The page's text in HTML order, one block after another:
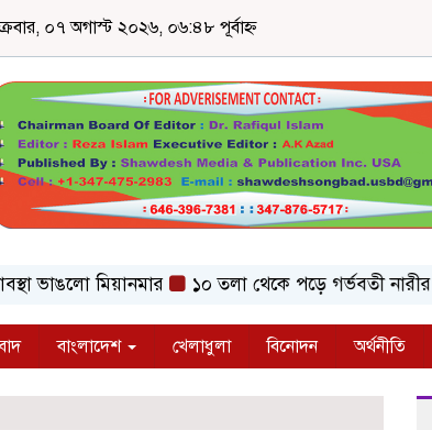
০৭ অগাস্ট ২০২৬, ০৬:৪৮ পূর্বাহ্ন
মিয়ানমার ১০ তলা থেকে পড়ে গর্ভবতী নারীর
বাংলাদেশ খেলাধুলা বিনোদন অর্থনীতি